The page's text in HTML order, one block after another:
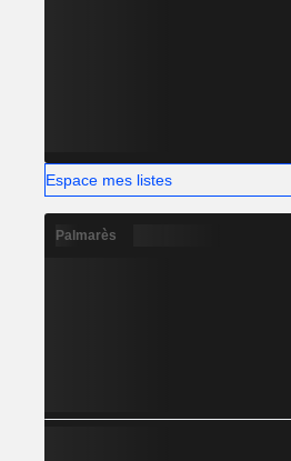
Espace mes listes
Palmarès